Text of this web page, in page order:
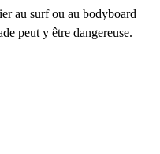
au surf ou au bodyboard
peut y être dangereuse.